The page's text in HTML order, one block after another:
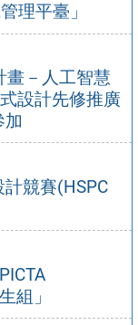
理平臺」
畫－人工智慧
設計先修推廣
加
競賽(HSPC
組」